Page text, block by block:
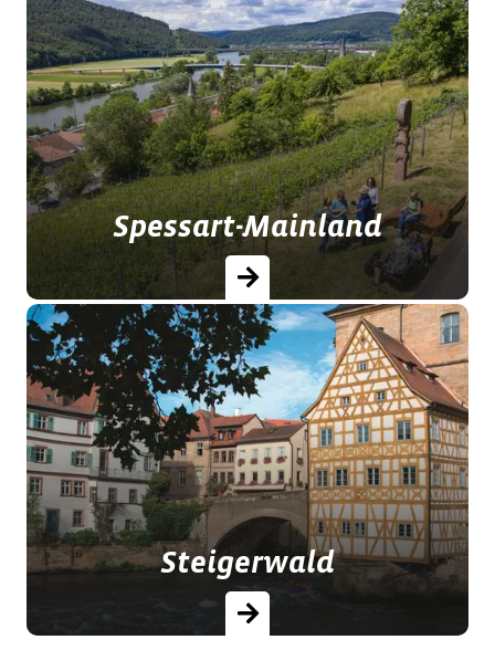
Im „Land der offenen Fernen“ – weitet
sich der Blick und erfasst einsame
Hochflächen und den Reiz der
Hochmoore.
Spessart-Mainland
Uralte Baumriesen, Städte mit
kulturellen Höhepunkten und die
Weinkultur geben der Region seine
märchenhafte Gestalt.
Steigerwald